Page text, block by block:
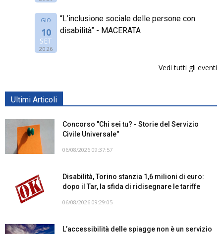
GIO
10
SET
2026
“L’inclusione sociale delle persone con
disabilità” - MACERATA
Vedi tutti gli eventi
Ultimi Articoli
Concorso "Chi sei tu? - Storie del Servizio
Civile Universale"
06/08/2026 09:37:57
Disabilità, Torino stanzia 1,6 milioni di euro:
dopo il Tar, la sfida di ridisegnare le tariffe
06/08/2026 09:29:05
L’accessibilità delle spiagge non è un servizio